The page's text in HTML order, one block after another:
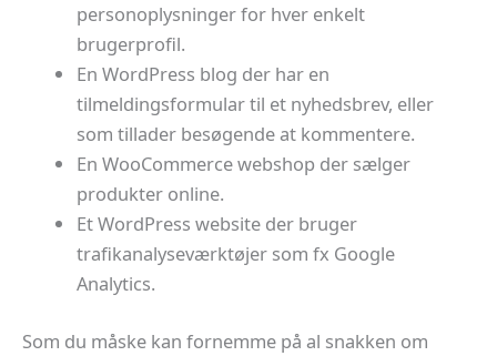
personoplysninger for hver enkelt
brugerprofil.
En WordPress blog der har en
tilmeldingsformular til et nyhedsbrev, eller
som tillader besøgende at kommentere.
En WooCommerce webshop der sælger
produkter online.
Et WordPress website der bruger
trafikanalyseværktøjer som fx Google
Analytics.
Som du måske kan fornemme på al snakken om